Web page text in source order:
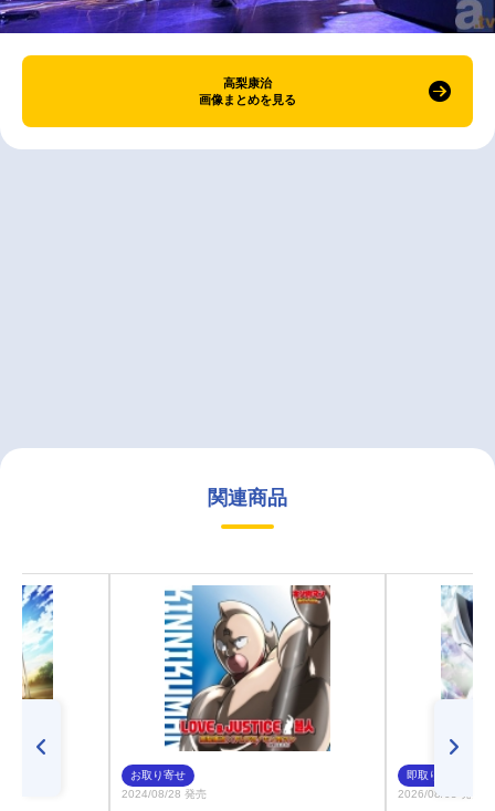
高梨康治
画像まとめを見る
関連商品
お取り寄せ
2024/08/28 発売
即取り
2026/08/05 発売